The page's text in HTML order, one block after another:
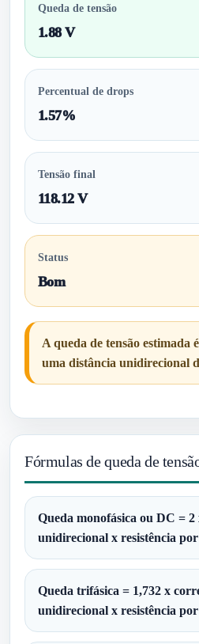
Queda de tensão
1.88 V
Percentual de drops
1.57%
Tensão final
118.12 V
Status
Bom
A queda de tensão estimada
uma distância unidirecional
Fórmulas de queda de
Queda monofásica ou DC =
unidirecional x resistência
Queda trifásica = 1,732 x
unidirecional x resistência